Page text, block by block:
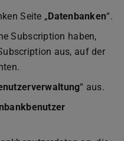
Seite „ Datenbanken“.
Subscription haben,
aus, auf der
“ aus.